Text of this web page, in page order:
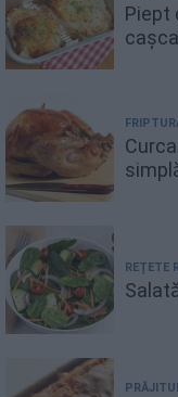
Piept
REȚETE